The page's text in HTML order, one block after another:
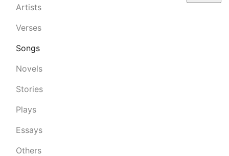
Artists
Verses
Songs
Novels
Stories
Plays
Essays
Others